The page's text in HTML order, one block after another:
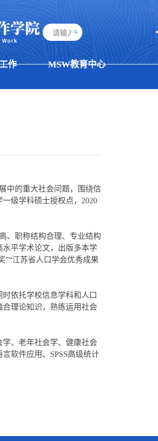
作 MSW教育中心
中的重大社会问题，围绕信
级学科硕士授权点， 2020
、职称结构合理、专业结构
平学术论文，出版多本学
”“江苏省人口学会优秀成果
依托学校信息学科和人口
理论知识，熟练运用社会
、老年社会学、健康社会
言软件应用、SPSS高级统计